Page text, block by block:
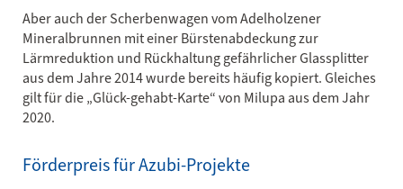
Aber auch der Scherbenwagen vom Adelholzener
Mineralbrunnen mit einer Bürstenabdeckung zur
Lärmreduktion und Rückhaltung gefährlicher Glassplitter
aus dem Jahre 2014 wurde bereits häufig kopiert. Gleiches
gilt für die „Glück-gehabt-Karte“ von Milupa aus dem Jahr
2020.
Förderpreis für Azubi-Projekte